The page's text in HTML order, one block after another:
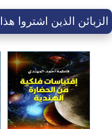
الزبائن الذين اشتروا